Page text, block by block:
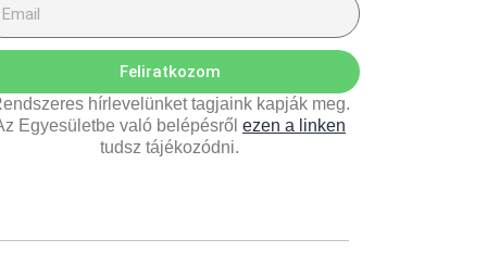
Feliratkozom
hírlevelünket tagjaink kapják meg.
Egyesületbe való belépésről ezen a linken
tudsz tájékozódni.